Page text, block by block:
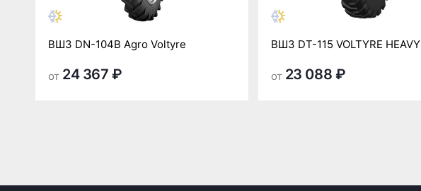
ВШЗ DN-104B Agro Voltyre
от 24 367 ₽
ВШЗ DT-115 VOLTYRE HEAVY
от 23 088 ₽